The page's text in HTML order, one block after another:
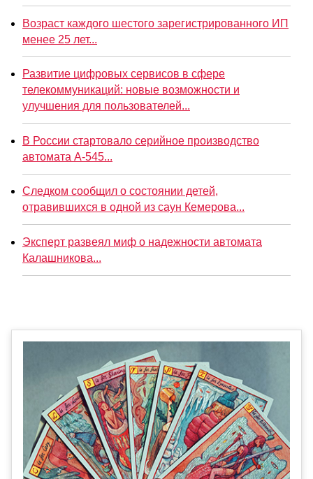
Возраст каждого шестого зарегистрированного ИП
менее 25 лет...
Развитие цифровых сервисов в сфере
телекоммуникаций: новые возможности и
улучшения для пользователей...
В России стартовало серийное производство
автомата А-545...
Следком сообщил о состоянии детей,
отравившихся в одной из саун Кемерова...
Эксперт развеял миф о надежности автомата
Калашникова...